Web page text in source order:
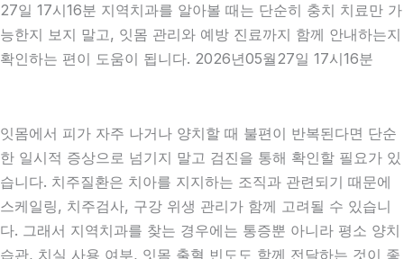
27일 17시16분 지역치과를 알아볼 때는 단순히 충치 치료만 가
능한지 보지 말고, 잇몸 관리와 예방 진료까지 함께 안내하는지
확인하는 편이 도움이 됩니다. 2026년05월27일 17시16분
잇몸에서 피가 자주 나거나 양치할 때 불편이 반복된다면 단순
한 일시적 증상으로 넘기지 말고 검진을 통해 확인할 필요가 있
습니다. 치주질환은 치아를 지지하는 조직과 관련되기 때문에
스케일링, 치주검사, 구강 위생 관리가 함께 고려될 수 있습니
다. 그래서 지역치과를 찾는 경우에는 통증뿐 아니라 평소 양치
습관, 치실 사용 여부, 잇몸 출혈 빈도도 함께 전달하는 것이 좋